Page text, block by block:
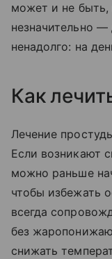
может и не быть,
незначительно
ненадолго: на
Как
Лечение
Если возникают
можно раньше
чтобы избежать
всегда
без
снижать